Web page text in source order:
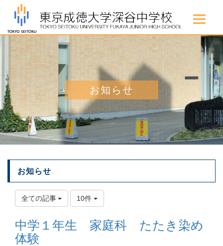
お知らせ
お知らせ
全ての記事 10件
中学１年生 家庭科 たたき染め
体験